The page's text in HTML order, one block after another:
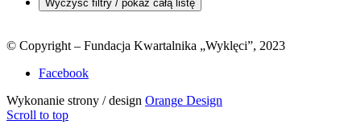
© Copyright – Fundacja Kwartalnika „Wyklęci”, 2023
Facebook
Wykonanie strony / design Orange Design
Scroll to top